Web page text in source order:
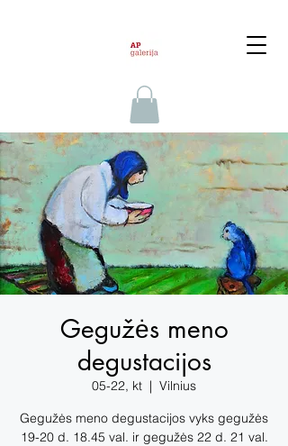
Gegužės meno
degustacijos
05-22, kt
  |
Vilnius
Gegužės meno degustacijos vyks gegužės
19-20 d. 18.45 val. ir gegužės 22 d. 21 val.